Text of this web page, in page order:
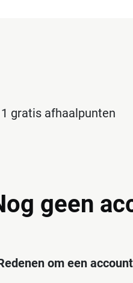
gratis afhaalpunten
geen
om een